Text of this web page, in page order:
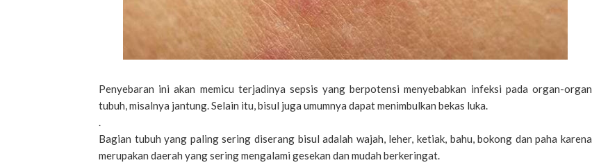
Penyebaran ini akan memicu terjadinya sepsis yang berpotensi menyebabkan infeksi pada organ-organ
tubuh, misalnya jantung. Selain itu, bisul juga umumnya dapat menimbulkan bekas luka.
.
Bagian tubuh yang paling sering diserang bisul adalah wajah, leher, ketiak, bahu, bokong dan paha karena
merupakan daerah yang sering mengalami gesekan dan mudah berkeringat.